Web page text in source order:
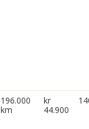
196.000
km
kr
44.900